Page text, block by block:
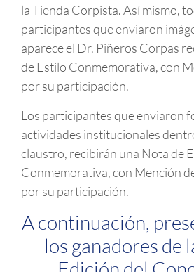
la Tienda Corpista. Así mismo,
participantes que enviaron
aparece el Dr. Piñeros Corpas
de Estilo Conmemorativa, con
por su participación.
Los participantes que enviaron
actividades institucionales
claustro, recibirán una Nota de
Conmemorativa, con Mención
por su participación.
A continuación,
los ganadores de